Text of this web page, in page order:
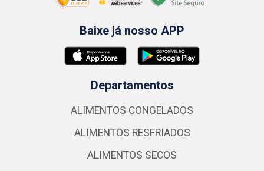
Baixe já nosso APP
Departamentos
ALIMENTOS CONGELADOS
ALIMENTOS RESFRIADOS
ALIMENTOS SECOS